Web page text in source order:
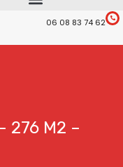
06 08 83 74 62
276 M2 –